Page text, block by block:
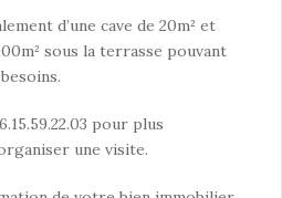
d’une cave de 20m² et
sous la terrasse pouvant
pour plus
une visite.